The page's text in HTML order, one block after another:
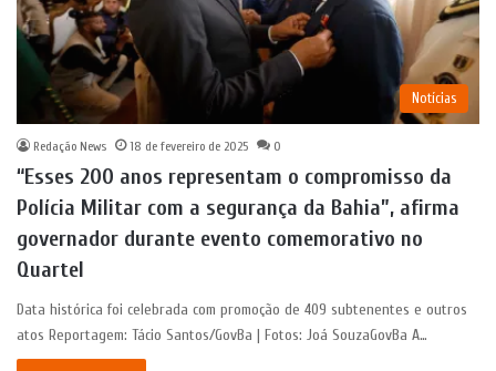
Notícias
Redação News 18 de fevereiro de 2025 0
“Esses 200 anos representam o compromisso da
Polícia Militar com a segurança da Bahia”, afirma
governador durante evento comemorativo no
Quartel
Data histórica foi celebrada com promoção de 409 subtenentes e outros
atos Reportagem: Tácio Santos/GovBa | Fotos: Joá SouzaGovBa A…